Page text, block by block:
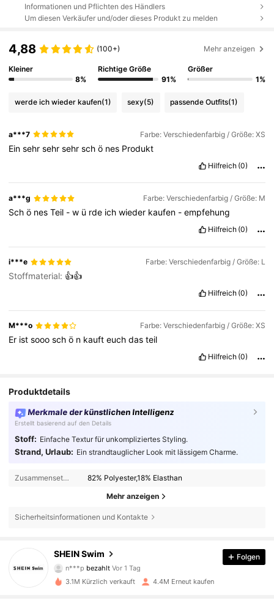
Informationen und Pflichten des Händlers
Um diesen Verkäufer und/oder dieses Produkt zu melden
4,88 (100+) Mehr anzeigen
Kleiner
8%
Richtige Größe
91%
Größer
1%
werde ich wieder kaufen(1) sexy(5) passende Outfits(1)
a***7 Farbe: Verschiedenfarbig / Größe: XS
Einsehrsehrsehrschö nes Produkt
Hilfreich (0)
a***g Farbe: Verschiedenfarbig / Größe: M
Schö nesTeil -w ü rde ichwieder kaufen -empfehung
Hilfreich (0)
i***e Farbe: Verschiedenfarbig / Größe: L
Stoffmaterial: 👍👍
Hilfreich (0)
M***o Farbe: Verschiedenfarbig / Größe: XS
Er istsoooschö n kaufteuchdasteil
Hilfreich (0)
Produktdetails
Merkmale der künstlichen Intelligenz
Erstellt basierend auf den Details
Stoff: Einfache Textur für unkompliziertes Styling.
Strand, Urlaub: Ein strandtauglicher Look mit lässigem Charme.
Zusammensetzung: 82% Polyester,18% Elasthan
Mehr anzeigen
Sicherheitsinformationen und Kontakte
SHEIN Swim
4,88
414K Follower
n***p bezahltVor 1 Tag
c***1 ist Vor 1 Stunden gefolgt
Folgen
3.1M Kürzlich verkauft 4.4M Erneut kaufen